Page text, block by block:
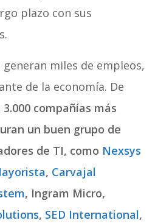
plazo con sus
generan miles de empleos,
de la economía. De
compañías más
un buen grupo de
de TI, como Nexsys
, Carvajal
, Ingram Micro,
, SED International,